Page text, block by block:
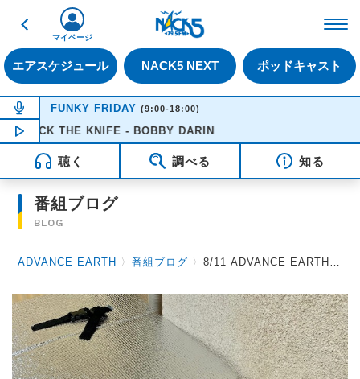
戻る
エアスケジュール NACK5 NEXT ポッドキャスト
マイページ
NOW ON AIR
FUNKY FRIDAY (9:00-18:00)
NOW PLAYING 16:51
THE KNIFE - BOBBY DARIN
聴く 調べる 知る
番組ブログ
BLOG
ADVANCE EARTH 〉番組ブログ 〉8/11 ADVANCE EARTH 放送後記